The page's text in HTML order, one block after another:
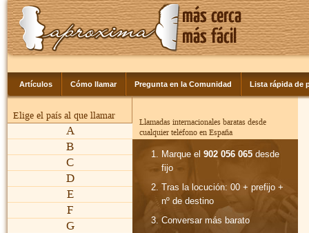
Artículos Cómo llamar Pregunta en la Comunidad Lista rápida de
Elige el país al que llamar
A
B
C
D
E
F
G
Llamadas internacionales baratas desde
cualquier teléfono en España
Marque el902 056 065 desde
fijo
Tras la locución: 00 + prefijo +
nº de destino
Conversar más barato